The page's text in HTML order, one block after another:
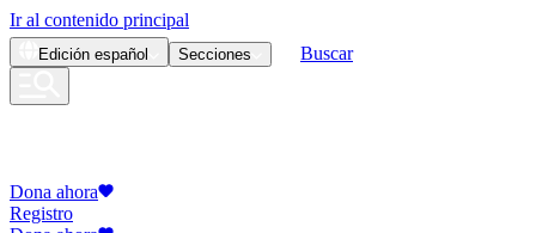
Ir al contenido principal
Edición español Secciones Buscar
Dona ahora
Registro